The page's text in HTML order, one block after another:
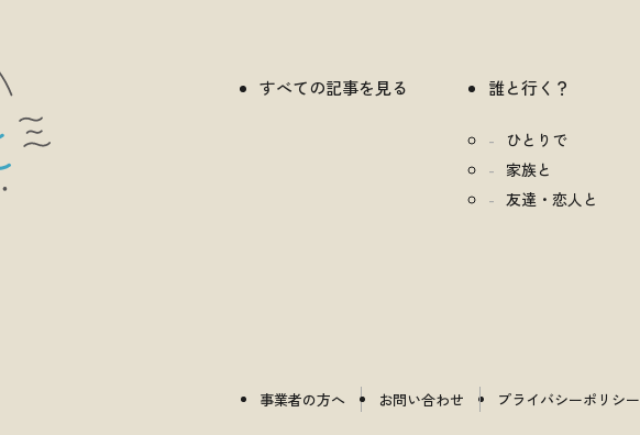
すべての記事を見る 誰と行く？
ひとりで
家族と
友達・恋人と
事業者の方へ お問い合わせ
プライバシーポリシー